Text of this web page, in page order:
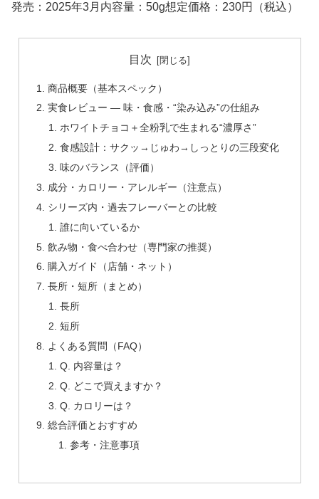
発売：2025年3月内容量：50g想定価格：230円（税込）
目次
商品概要（基本スペック）
実食レビュー — 味・食感・“染み込み”の仕組み
ホワイトチョコ＋全粉乳で生まれる“濃厚さ”
食感設計：サクッ→じゅわ→しっとりの三段変化
味のバランス（評価）
成分・カロリー・アレルギー（注意点）
シリーズ内・過去フレーバーとの比較
誰に向いているか
飲み物・食べ合わせ（専門家の推奨）
購入ガイド（店舗・ネット）
長所・短所（まとめ）
長所
短所
よくある質問（FAQ）
Q. 内容量は？
Q. どこで買えますか？
Q. カロリーは？
総合評価とおすすめ
参考・注意事項